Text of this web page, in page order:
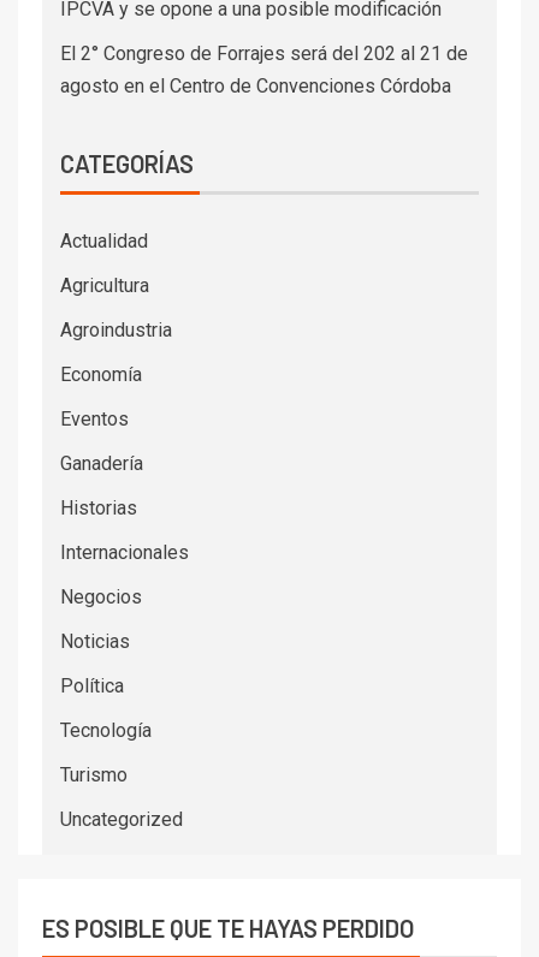
IPCVA y se opone a una posible modificación
El 2° Congreso de Forrajes será del 202 al 21 de
agosto en el Centro de Convenciones Córdoba
CATEGORÍAS
Actualidad
Agricultura
Agroindustria
Economía
Eventos
Ganadería
Historias
Internacionales
Negocios
Noticias
Política
Tecnología
Turismo
Uncategorized
ES POSIBLE QUE TE HAYAS PERDIDO